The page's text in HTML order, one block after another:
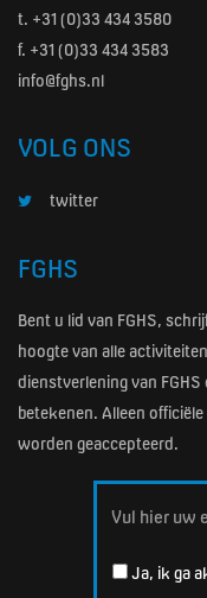
t. +31 (0)33 434 3580
f. +31 (0)33 434 3583
info@fghs.nl
VOLG ONS
twitter
FGHS
Bent u lid van FGHS,
hoogte van alle
dienstverlening van
betekenen. Alleen
worden geaccepteerd.
Email
Ja, ik ga